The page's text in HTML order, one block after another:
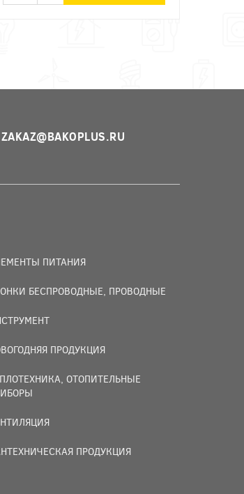
ZAKAZ@BAKOPLUS.RU
ПИТАНИЯ
БЕСПРОВОДНЫЕ, ПРОВОДНЫЕ
ПРОДУКЦИЯ
ОТОПИТЕЛЬНЫЕ
ПРОДУКЦИЯ